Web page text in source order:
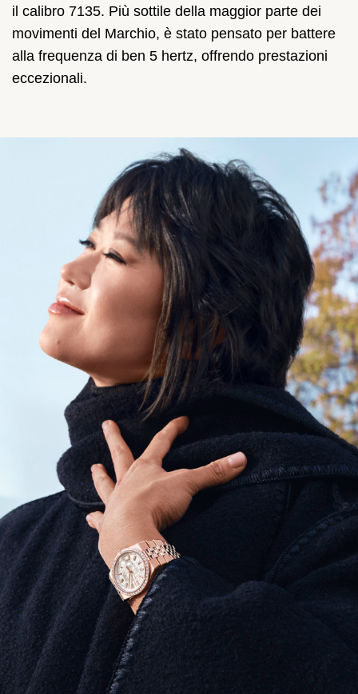
il calibro 7135. Più sottile della maggior parte dei
movimenti del Marchio, è stato pensato per battere
alla frequenza di ben 5 hertz, offrendo prestazioni
eccezionali.